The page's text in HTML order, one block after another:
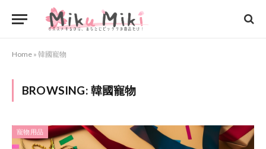
Home » 韓國寵物
BROWSING: 韓國寵物
寵物用品